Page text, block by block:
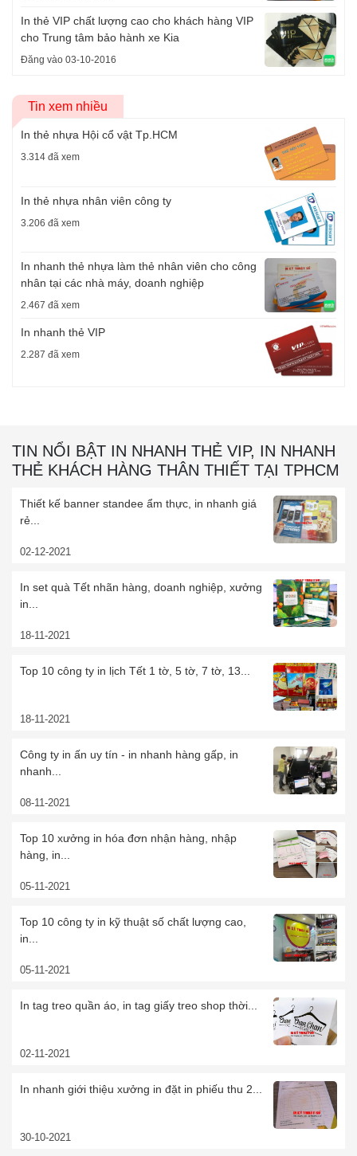
In thẻ VIP chất lượng cao cho khách hàng VIP
cho Trung tâm bảo hành xe Kia
Đăng vào 03-10-2016
Tin xem nhiều
In thẻ nhựa Hội cổ vật Tp.HCM
3.314 đã xem
In thẻ nhựa nhân viên công ty
3.206 đã xem
In nhanh thẻ nhựa làm thẻ nhân viên cho công
nhân tại các nhà máy, doanh nghiệp
2.467 đã xem
In nhanh thẻ VIP
2.287 đã xem
TIN NỔI BẬT IN NHANH THẺ VIP, IN NHANH
THẺ KHÁCH HÀNG THÂN THIẾT TẠI TPHCM
Thiết kế banner standee ẩm thực, in nhanh giá
rẻ...
02-12-2021
In set quà Tết nhãn hàng, doanh nghiệp, xưởng
in...
18-11-2021
Top 10 công ty in lịch Tết 1 tờ, 5 tờ, 7 tờ, 13...
18-11-2021
Công ty in ấn uy tín - in nhanh hàng gấp, in
nhanh...
08-11-2021
Top 10 xưởng in hóa đơn nhận hàng, nhập
hàng, in...
05-11-2021
Top 10 công ty in kỹ thuật số chất lượng cao,
in...
05-11-2021
In tag treo quần áo, in tag giấy treo shop thời...
02-11-2021
In nhanh giới thiệu xưởng in đặt in phiếu thu 2...
30-10-2021